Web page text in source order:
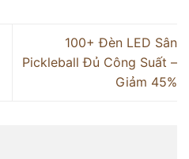
100+ Đèn LED Sân
Pickleball Đủ Công Suất –
Giảm 45%